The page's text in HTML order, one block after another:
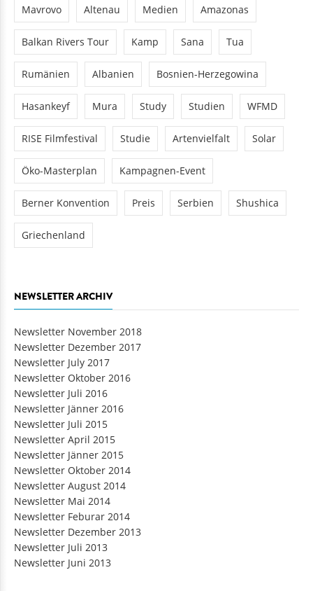
Mavrovo Altenau Medien Amazonas
Balkan Rivers Tour Kamp Sana Tua
Rumänien Albanien Bosnien-Herzegowina
Hasankeyf Mura Study Studien WFMD
RISE Filmfestival Studie Artenvielfalt Solar
Öko-Masterplan Kampagnen-Event
Berner Konvention Preis Serbien Shushica
Griechenland
NEWSLETTER ARCHIV
Newsletter November 2018
Newsletter Dezember 2017
Newsletter July 2017
Newsletter Oktober 2016
Newsletter Juli 2016
Newsletter Jänner 2016
Newsletter Juli 2015
Newsletter April 2015
Newsletter Jänner 2015
Newsletter Oktober 2014
Newsletter August 2014
Newsletter Mai 2014
Newsletter Feburar 2014
Newsletter Dezember 2013
Newsletter Juli 2013
Newsletter Juni 2013